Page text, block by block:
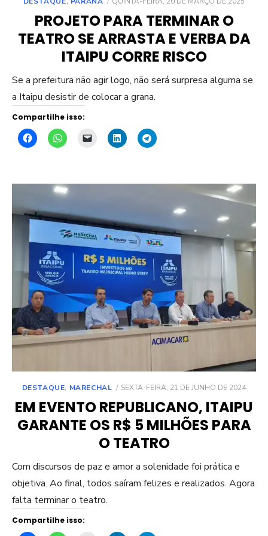
PROJETO PARA TERMINAR O
TEATRO SE ARRASTA E VERBA DA
ITAIPU CORRE RISCO
Se a prefeitura não agir logo, não será surpresa alguma se
a Itaipu desistir de colocar a grana.
Compartilhe isso:
DESTAQUE, MARECHAL
POSTED
SEXTA-FEIRA, 21 DE JUNHO DE 2024
EM EVENTO REPUBLICANO, ITAIPU
GARANTE OS R$ 5 MILHÕES PARA
O TEATRO
Com discursos de paz e amor a solenidade foi prática e
objetiva. Ao final, todos saíram felizes e realizados. Agora
falta terminar o teatro.
Compartilhe isso: